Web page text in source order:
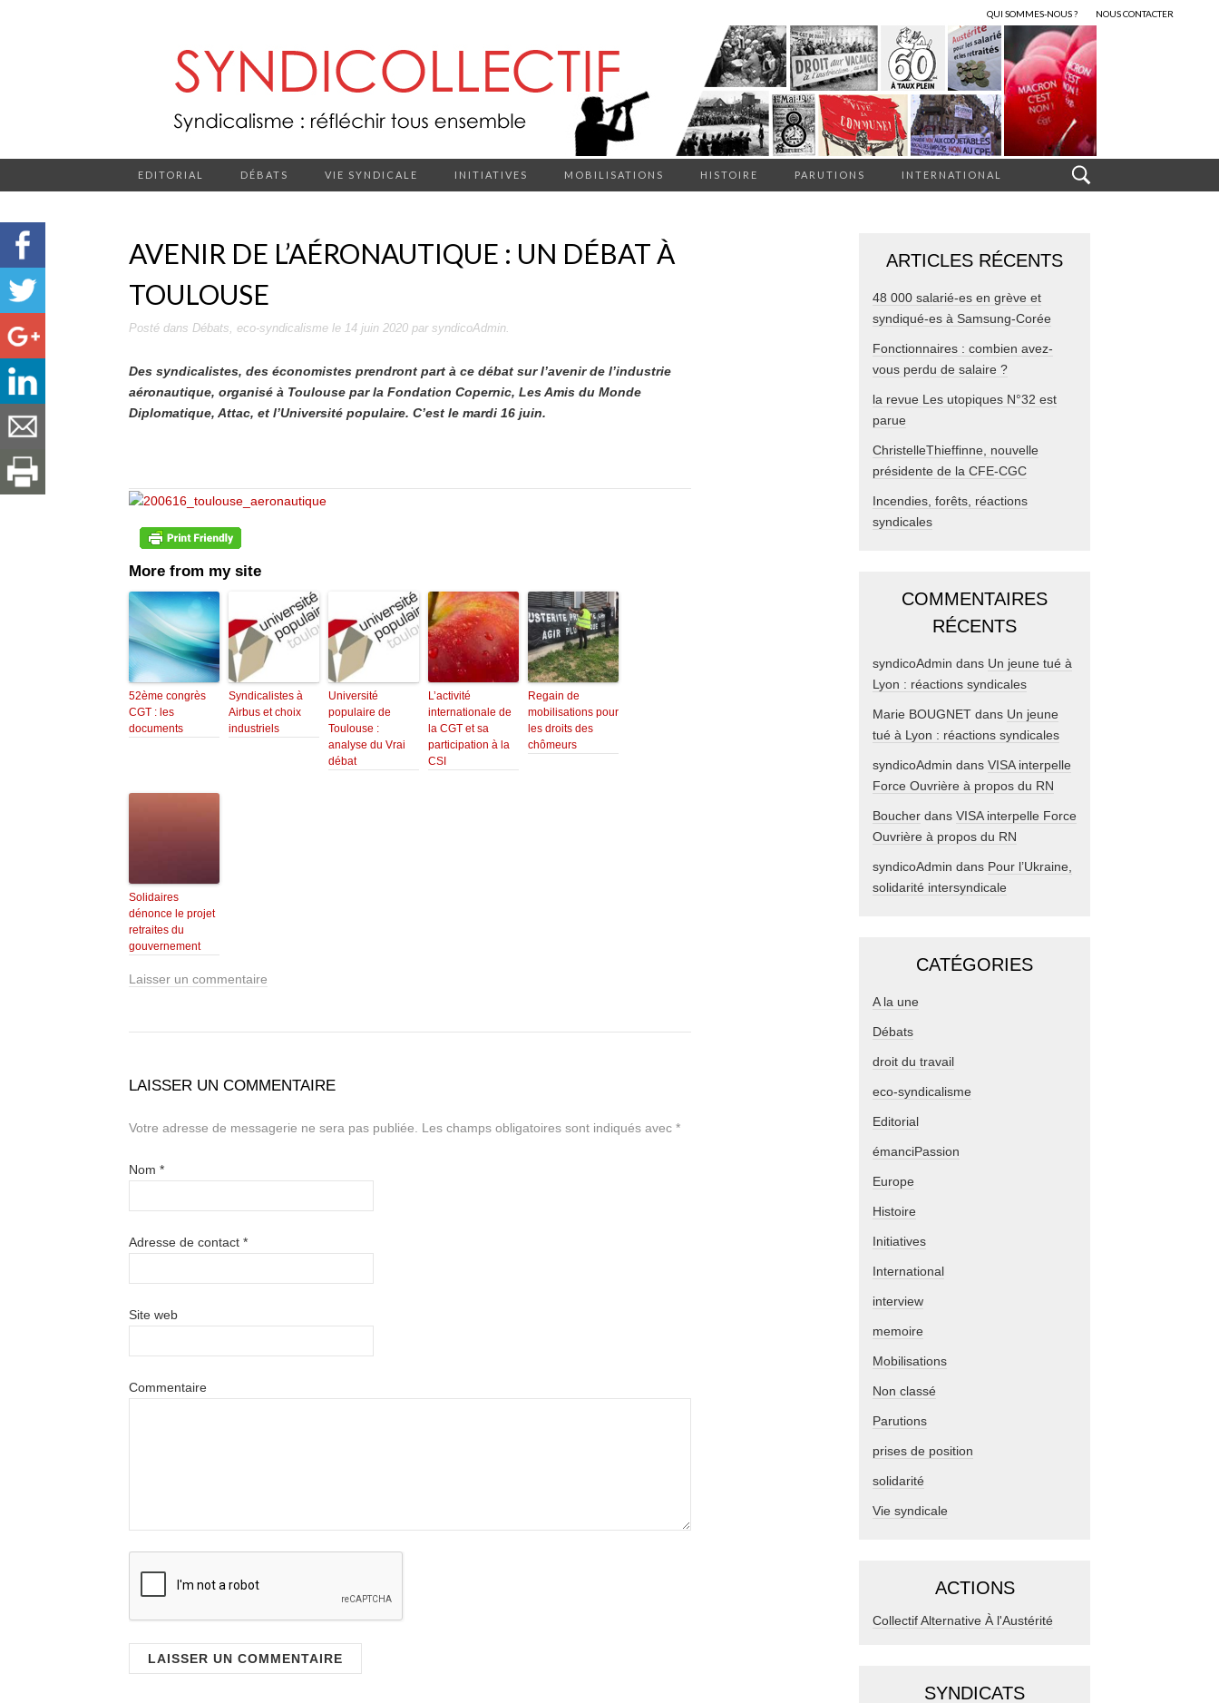
QUI SOMMES-NOUS ? NOUS CONTACTER
EDITORIAL DÉBATS VIE SYNDICALE INITIATIVES MOBILISATIONS HISTOIRE PARUTIONS INTERNATIONAL
AVENIR DE L’AÉRONAUTIQUE : UN DÉBAT À
TOULOUSE
Posté dans Débats, eco-syndicalisme le 14 juin 2020 par syndicoAdmin.
Des syndicalistes, des économistes prendront part à ce débat sur l’avenir de l’industrie
aéronautique, organisé à Toulouse par la Fondation Copernic, Les Amis du Monde
Diplomatique, Attac, et l’Université populaire. C’est le mardi 16 juin.
More from my site
52ème congrès
CGT : les
documents
Syndicalistes à
Airbus et choix
industriels
Université
populaire de
Toulouse :
analyse du Vrai
débat
L’activité
internationale de
la CGT et sa
participation à la
CSI
Regain de
mobilisations pour
les droits des
chômeurs
Solidaires
dénonce le projet
retraites du
gouvernement
Laisser un commentaire
LAISSER UN COMMENTAIRE
Votre adresse de messagerie ne sera pas publiée. Les champs obligatoires sont indiqués avec *
Nom *
Adresse de contact *
Site web
Commentaire
ARTICLES RÉCENTS
48 000 salarié-es en grève et
syndiqué-es à Samsung-Corée
Fonctionnaires : combien avez-
vous perdu de salaire ?
la revue Les utopiques N°32 est
parue
ChristelleThieffinne, nouvelle
présidente de la CFE-CGC
Incendies, forêts, réactions
syndicales
COMMENTAIRES
RÉCENTS
syndicoAdmin dans Un jeune tué à
Lyon : réactions syndicales
Marie BOUGNET dans Un jeune
tué à Lyon : réactions syndicales
syndicoAdmin dans VISA interpelle
Force Ouvrière à propos du RN
Boucher dans VISA interpelle Force
Ouvrière à propos du RN
syndicoAdmin dans Pour l’Ukraine,
solidarité intersyndicale
CATÉGORIES
A la une
Débats
droit du travail
eco-syndicalisme
Editorial
émanciPassion
Europe
Histoire
Initiatives
International
interview
memoire
Mobilisations
Non classé
Parutions
prises de position
solidarité
Vie syndicale
ACTIONS
Collectif Alternative À l'Austérité
SYNDICATS